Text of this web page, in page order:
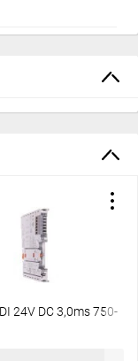
24V DC 3,0ms 750-